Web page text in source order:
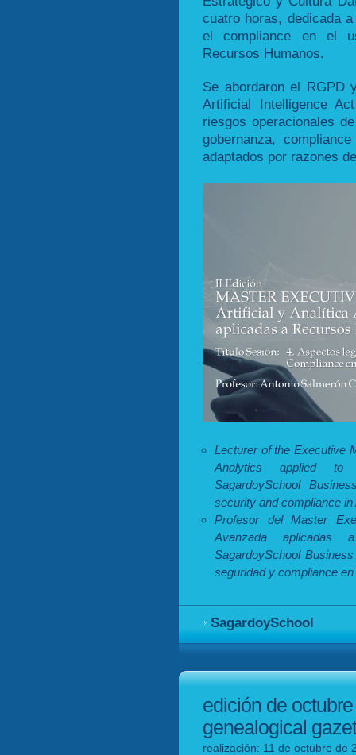
cuatro horas, dedicada
el compliance en el
Recursos Humanos.
Se abordaron el RGPD
Artificial Intelligence
riesgos operacionales
gobernanza,
adaptados por razones
Lecturer of the Executive
Analytics applied to
SagardoySchool
security and compliance
Profesor del Master
Avanzada aplicadas
SagardoySchool
seguridad y compliance
SagardoySchool
edición de octubre
genealogical
realización: 11 de octubre de